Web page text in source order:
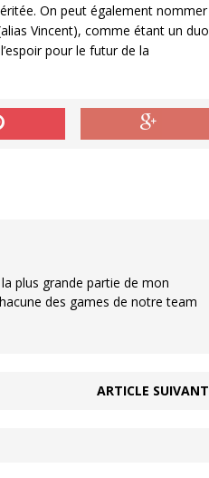
On peut également nommer
Vincent), comme étant un duo
pour le futur de la
plus grande partie de mon
des games de notre team
ARTICLE SUIVANT